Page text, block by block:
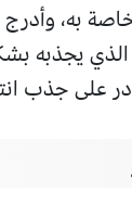
به، وأدرج
الذي يجذبه
على جذب